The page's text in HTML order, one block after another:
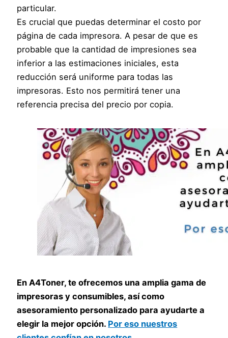
particular.
Es crucial que puedas determinar el costo por
página de cada impresora. A pesar de que es
probable que la cantidad de impresiones sea
inferior a las estimaciones iniciales, esta
reducción será uniforme para todas las
impresoras. Esto nos permitirá tener una
referencia precisa del precio por copia.
En A4Toner, te ofrecemos una amplia gama de
impresoras y consumibles, así como
asesoramiento personalizado para ayudarte a
elegir la mejor opción. Por eso nuestros